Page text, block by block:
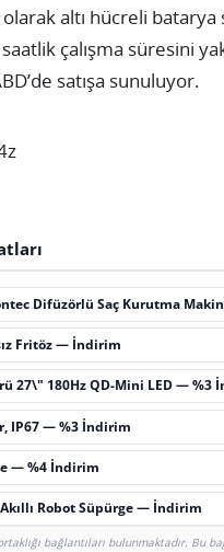
olarak altı hücreli
çalışma süresini
satışa sunuluyor.
Difüzörlü Saç Kurutma
Fritöz — İndirim
27\" 180Hz QD-Mini LED — %3
IP67 — %3 İndirim
— %4 İndirim
Robot Süpürge — İndirim
bağlantıları bulunmaktadır. Bu